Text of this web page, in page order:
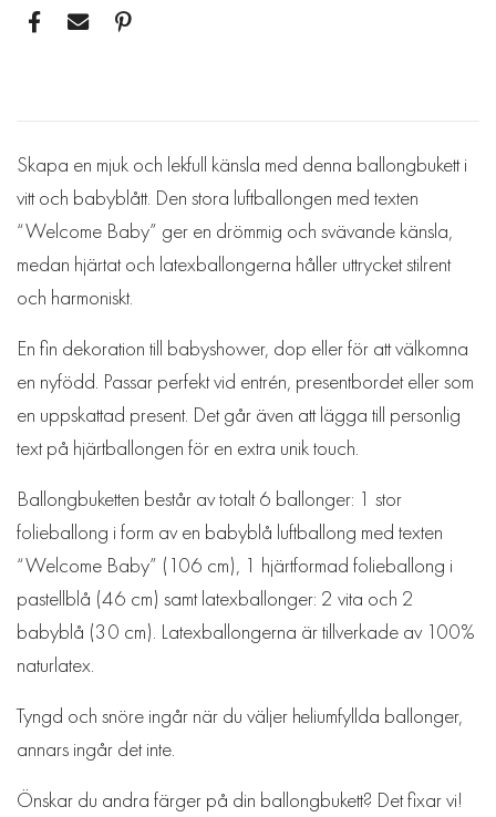
Skapa en mjuk och lekfull känsla med denna ballongbukett i
vitt och babyblått. Den stora luftballongen med texten
“Welcome Baby” ger en drömmig och svävande känsla,
medan hjärtat och latexballongerna håller uttrycket stilrent
och harmoniskt.
En fin dekoration till babyshower, dop eller för att välkomna
en nyfödd. Passar perfekt vid entrén, presentbordet eller som
en uppskattad present. Det går även att lägga till personlig
text på hjärtballongen för en extra unik touch.
Ballongbuketten består av totalt 6 ballonger: 1 stor
folieballong i form av en babyblå luftballong med texten
“Welcome Baby” (106 cm), 1 hjärtformad folieballong i
pastellblå (46 cm) samt latexballonger: 2 vita och 2
babyblå (30 cm). Latexballongerna är tillverkade av 100%
naturlatex.
Tyngd och snöre ingår när du väljer heliumfyllda ballonger,
annars ingår det inte.
Önskar du andra färger på din ballongbukett? Det fixar vi!